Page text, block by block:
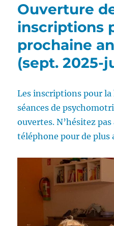
Ouverture
inscriptions
prochaine
(sept. 2025-
Les inscriptions pour
séances de
ouvertes. N’hésitez
téléphone pour de